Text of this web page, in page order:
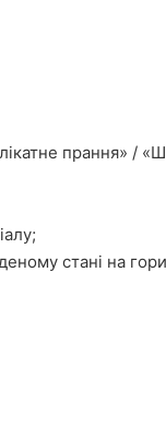
прання» /
стані на